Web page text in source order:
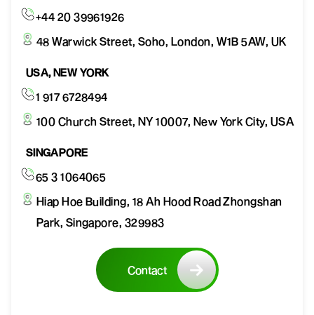
+44 20 39961926
48 Warwick Street, Soho, London, W1B 5AW, UK
USA, NEW YORK
1 917 6728494
100 Church Street, NY 10007, New York City, USA
SINGAPORE
65 3 1064065
Hiap Hoe Building, 18 Ah Hood Road Zhongshan
Park, Singapore, 329983
Contact